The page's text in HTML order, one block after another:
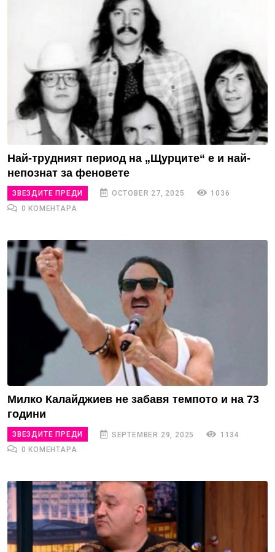
Най-трудният период на „Щурците“ е и най-
непознат за феновете
ЗВЕЗДИТЕ ПРЕДИ OCTOBER 27, 2025
1036
0 КОМЕНТАРА
Милко Калайджиев не забавя темпото и на 73
години
ЗВЕЗДИТЕ ПРЕДИ SEPTEMBER 29, 2025
1134
0 КОМЕНТАРА